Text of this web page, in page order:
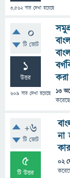
3,562বার দেখা হয়েছে
0
টি ভোট
1
উত্তর
609 বার দেখা হয়েছে 13
+6
টি ভোট
5
টি উত্তর
না
02